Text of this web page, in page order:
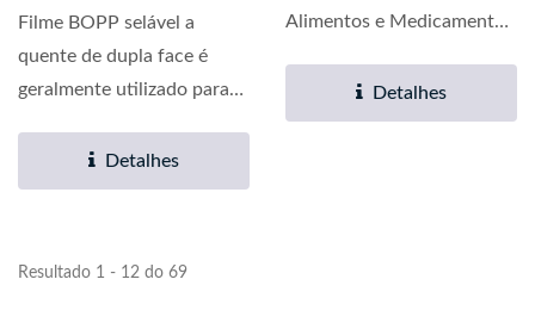
Filme BOPP selável a
quente de dupla face é
geralmente utilizado para
Detalhes
Alimentos e Medicamentos
padrão do bureau,...
Detalhes
Resultado 1 - 12 do 69